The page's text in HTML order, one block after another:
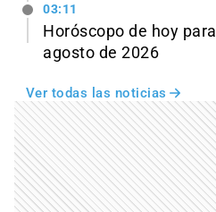
03:11
Horóscopo de hoy
agosto de 2026
Ver todas las noticias